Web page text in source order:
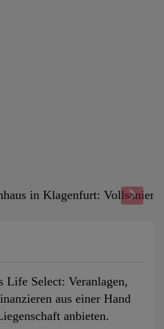
Select: Veranlagen,
aus einer Hand
anbieten.